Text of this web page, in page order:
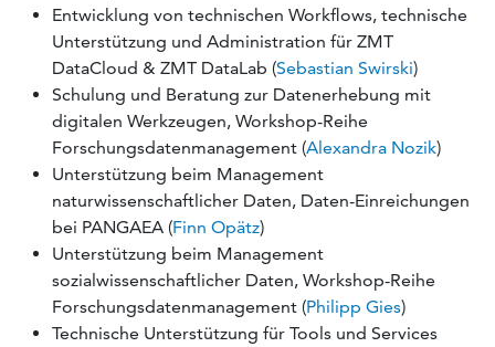
Entwicklung von technischen Workflows, technische
Unterstützung und Administration für ZMT
DataCloud & ZMT DataLab (Sebastian Swirski)
Schulung und Beratung zur Datenerhebung mit
digitalen Werkzeugen, Workshop-Reihe
Forschungsdatenmanagement (Alexandra Nozik)
Unterstützung beim Management
naturwissenschaftlicher Daten, Daten-Einreichungen
bei PANGAEA (Finn Opätz)
Unterstützung beim Management
sozialwissenschaftlicher Daten, Workshop-Reihe
Forschungsdatenmanagement (Philipp Gies)
Technische Unterstützung für Tools und Services